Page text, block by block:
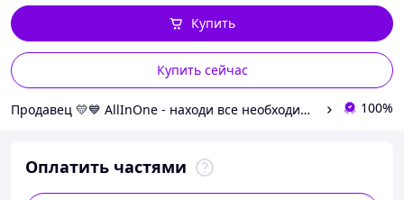
Купить сейчас
Купить
Продавец 💛💙 AllInOne - находи все необходимое в одном магазине! 100%
Оплатить частями